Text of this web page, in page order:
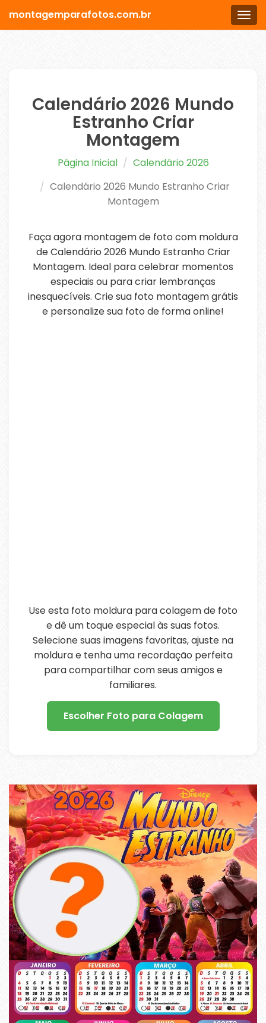
Menu
montagemparafotos.com.br
Calendário 2026 Mundo
Estranho Criar
Montagem
Página Inicial
Calendário 2026
Calendário 2026 Mundo Estranho Criar
Montagem
Faça agora montagem de foto com moldura
de Calendário 2026 Mundo Estranho Criar
Montagem. Ideal para celebrar momentos
especiais ou para criar lembranças
inesquecíveis. Crie sua foto montagem grátis
e personalize sua foto de forma online!
Use esta foto moldura para colagem de foto
e dê um toque especial às suas fotos.
Selecione suas imagens favoritas, ajuste na
moldura e tenha uma recordação perfeita
para compartilhar com seus amigos e
familiares.
Escolher Foto para Colagem